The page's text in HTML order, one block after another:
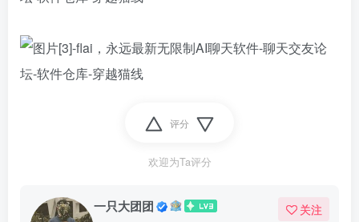
评分
欢迎为Ta评分
一只大团团 关注